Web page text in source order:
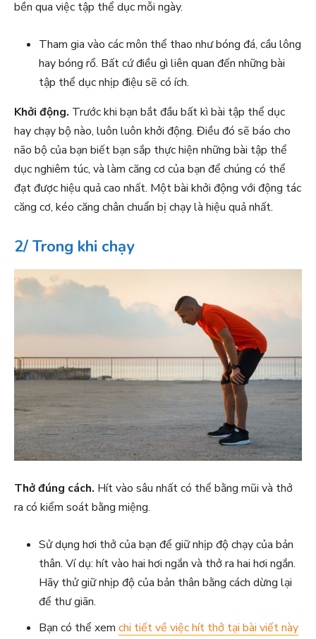
bền qua việc tập thể dục mỗi ngày.
Tham gia vào các môn thể thao như bóng đá, cầu lông
hay bóng rổ. Bất cứ điều gì liên quan đến những bài
tập thể dục nhịp điệu sẽ có ích.
Khởi động. Trước khi bạn bắt đầu bất kì bài tập thể dục
hay chạy bộ nào, luôn luôn khởi động. Điều đó sẽ báo cho
não bộ của bạn biết bạn sắp thực hiện những bài tập thể
dục nghiêm túc, và làm căng cơ của bạn để chúng có thể
đạt được hiệu quả cao nhất. Một bài khởi động với động tác
căng cơ, kéo căng chân chuẩn bị chạy là hiệu quả nhất.
2/ Trong khi chạy
Thở đúng cách. Hít vào sâu nhất có thể bằng mũi và thở
ra có kiểm soát bằng miệng.
Sử dụng hơi thở của bạn để giữ nhịp độ chạy của bản
thân. Ví dụ: hít vào hai hơi ngắn và thở ra hai hơi ngắn.
Hãy thử giữ nhịp độ của bản thân bằng cách dừng lại
để thư giãn.
Bạn có thể xem chi tiết về việc hít thở tại bài viết này